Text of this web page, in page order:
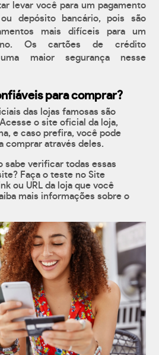
levar você para um pagamento
depósito bancário, pois são
mais difíceis para um
Os cartões de crédito
maior segurança nesse
para comprar?
das lojas famosas são
o site oficial da loja,
e caso prefira, você pode
comprar através deles.
sabe verificar todas essas
Faça o teste no Site
ou URL da loja que você
mais informações sobre o